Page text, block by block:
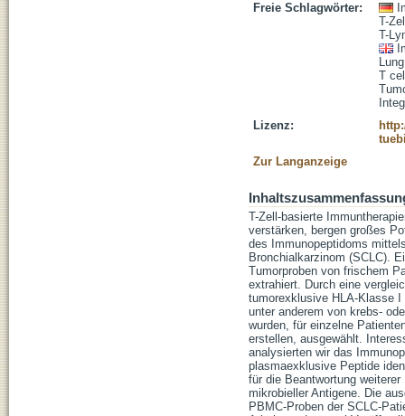
Freie Schlagwörter:
T-
T-
T
Lizenz:
Zur Langanzeige
T-Zell-basierte
verstärken, bergen großes
des Immunopeptidoms
Bronchialkarzinom (SCLC).
Tumorproben von frischem
extrahiert. Durch eine
tumorexklusive HLA-Klasse
unter anderem von krebs-
wurden, für einzelne
erstellen, ausgewählt.
analysierten wir das
plasmaexklusive Peptide
für die Beantwortung
mikrobieller Antigene. Die
PBMC-Proben der SCLC-